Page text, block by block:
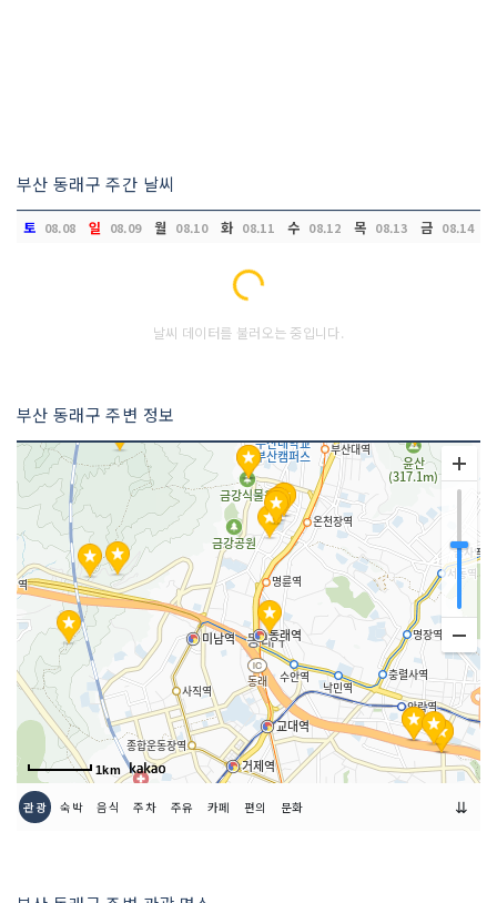
부산 동래구 주간 날씨
토 08.08 일 08.09 월 08.10 화 08.11 수 08.12 목 08.13 금 08.14
Loading...
날씨 데이터를 불러오는 중입니다.
부산 동래구 주변 정보
1km
관광 숙박 음식 주차 주유 카페 편의 문화 ⇊